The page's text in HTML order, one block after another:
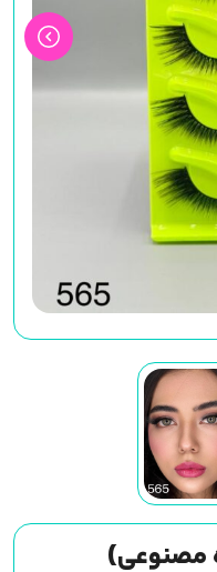
(مژه مصنوعی)